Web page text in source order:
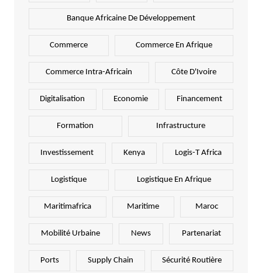
Banque Africaine De Développement
Commerce Commerce En Afrique
Commerce Intra-Africain Côte D'Ivoire
Digitalisation Economie Financement
Formation Infrastructure
Investissement Kenya Logis-T Africa
Logistique Logistique En Afrique
Maritimafrica Maritime Maroc
Mobilité Urbaine News Partenariat
Ports Supply Chain Sécurité Routière